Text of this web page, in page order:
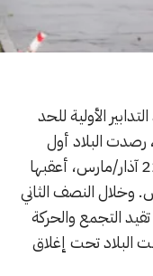
الأولية للحد
رصدت البلاد أول
حالة إصابة مؤكدة بالفيروس رسميًا في 22 آذار/مارس، أعقبها
في 29 آذار/مارس. وخلال النصف الثاني
التجمع والحركة
البلاد تحت إغلاق